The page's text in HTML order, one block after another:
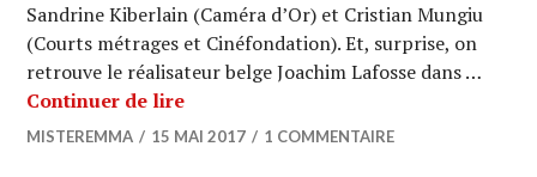
Sandrine Kiberlain (Caméra d’Or) et Cristian Mungiu
(Courts métrages et Cinéfondation). Et, surprise, on
retrouve le réalisateur belge Joachim Lafosse dans …
Continuer de lireCANNES 2017 : Joachim Lafosse,
MISTEREMMA 15 MAI 2017 1 COMMENTAIRE